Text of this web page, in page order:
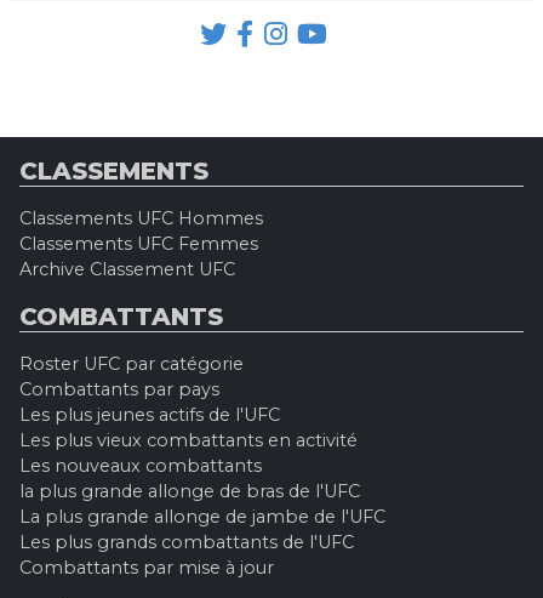
CLASSEMENTS
Classements UFC Hommes
Classements UFC Femmes
Archive Classement UFC
COMBATTANTS
Roster UFC par catégorie
Combattants par pays
Les plus jeunes actifs de l'UFC
Les plus vieux combattants en activité
Les nouveaux combattants
la plus grande allonge de bras de l'UFC
La plus grande allonge de jambe de l'UFC
Les plus grands combattants de l'UFC
Combattants par mise à jour